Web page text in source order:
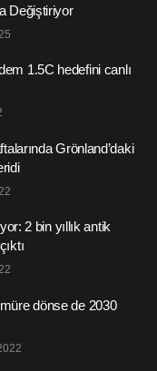
Değiştiriyor
1.5C hedefini canlı
Grönland’daki
2 bin yıllık antik
dönse de 2030